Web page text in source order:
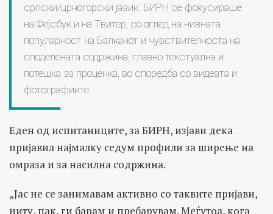
српски/црногорски јазик. БИРН се фокусираше
на Фејсбук и на Твитер, со оглед на нивната
популарност на Балканот и чувствителноста на
споделената содржина, главно текстуална и
потешка за проценка, во споредба со видеата и
фотографиите.
Еден од испитаниците, за БИРН, изјави дека
пријавил најмалку седум профили за ширење на
омраза и за насилна содржина.
„Јас не се занимавам активно со таквите пријави,
ниту, пак, ги барам и пребарувам. Меѓутоа, кога